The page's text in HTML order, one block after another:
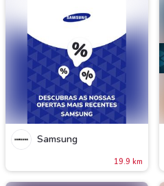
Samsung
19.9 km